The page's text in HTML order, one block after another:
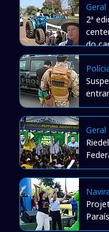
Geral
2ª
do
Geral